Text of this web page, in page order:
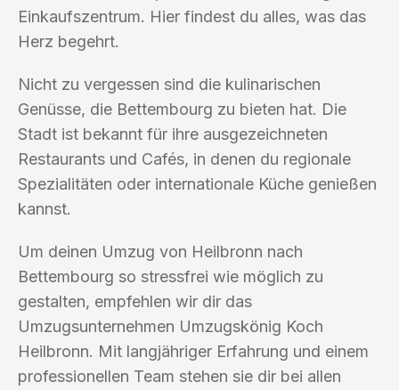
Einkaufszentrum. Hier findest du alles, was das
Herz begehrt.
Nicht zu vergessen sind die kulinarischen
Genüsse, die Bettembourg zu bieten hat. Die
Stadt ist bekannt für ihre ausgezeichneten
Restaurants und Cafés, in denen du regionale
Spezialitäten oder internationale Küche genießen
kannst.
Um deinen Umzug von Heilbronn nach
Bettembourg so stressfrei wie möglich zu
gestalten, empfehlen wir dir das
Umzugsunternehmen Umzugskönig Koch
Heilbronn. Mit langjähriger Erfahrung und einem
professionellen Team stehen sie dir bei allen